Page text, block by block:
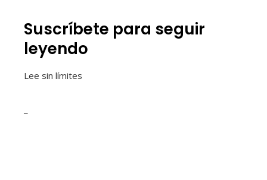
Suscríbete para seguir
leyendo
Lee sin límites